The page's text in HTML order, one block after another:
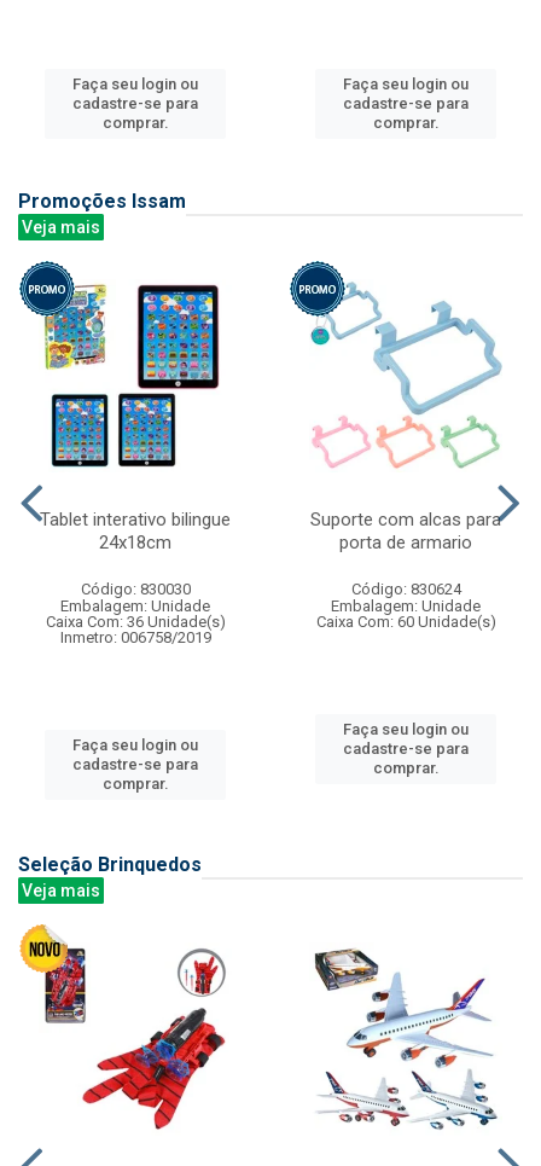
Faça seu login ou
cadastre-se para
comprar.
Faça seu login ou
cadastre-se para
comprar.
Promoções Issam
Veja mais
Tablet interativo bilingue
24x18cm
Código: 830030
Embalagem: Unidade
Caixa Com: 36 Unidade(s)
Inmetro: 006758/2019
Faça seu login ou
cadastre-se para
comprar.
Suporte com alcas para
porta de armario
Código: 830624
Embalagem: Unidade
Caixa Com: 60 Unidade(s)
Faça seu login ou
cadastre-se para
comprar.
Seleção Brinquedos
Veja mais